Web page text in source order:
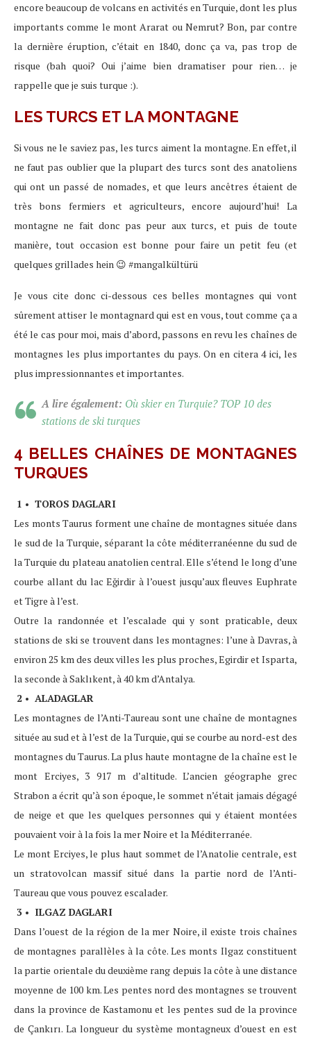
encore beaucoup de volcans en activités en Turquie, dont les plus
importants comme le mont Ararat ou Nemrut? Bon, par contre
la dernière éruption, c’était en 1840, donc ça va, pas trop de
risque (bah quoi? Oui j’aime bien dramatiser pour rien… je
rappelle que je suis turque :).
LES TURCS ET LA MONTAGNE
Si vous ne le saviez pas, les turcs aiment la montagne. En effet, il
ne faut pas oublier que la plupart des turcs sont des anatoliens
qui ont un passé de nomades, et que leurs ancêtres étaient de
très bons fermiers et agriculteurs, encore aujourd’hui! La
montagne ne fait donc pas peur aux turcs, et puis de toute
manière, tout occasion est bonne pour faire un petit feu (et
quelques grillades hein 😉 #mangalkültürü
Je vous cite donc ci-dessous ces belles montagnes qui vont
sûrement attiser le montagnard qui est en vous, tout comme ça a
été le cas pour moi, mais d’abord, passons en revu les chaînes de
montagnes les plus importantes du pays. On en citera 4 ici, les
plus impressionnantes et importantes.
A lire également: Où skier en Turquie? TOP 10 des
stations de ski turques
4 BELLES CHAÎNES DE MONTAGNES
TURQUES
1 • TOROS DAGLARI
Les monts Taurus forment une chaîne de montagnes située dans
le sud de la Turquie, séparant la côte méditerranéenne du sud de
la Turquie du plateau anatolien central. Elle s’étend le long d’une
courbe allant du lac Eğirdir à l’ouest jusqu’aux fleuves Euphrate
et Tigre à l’est.
Outre la randonnée et l’escalade qui y sont praticable, deux
stations de ski se trouvent dans les montagnes: l’une à Davras, à
environ 25 km des deux villes les plus proches, Egirdir et Isparta,
la seconde à Saklıkent, à 40 km d’Antalya.
2 • ALADAGLAR
Les montagnes de l’Anti-Taureau sont une chaîne de montagnes
située au sud et à l’est de la Turquie, qui se courbe au nord-est des
montagnes du Taurus. La plus haute montagne de la chaîne est le
mont Erciyes, 3 917 m d’altitude. L’ancien géographe grec
Strabon a écrit qu’à son époque, le sommet n’était jamais dégagé
de neige et que les quelques personnes qui y étaient montées
pouvaient voir à la fois la mer Noire et la Méditerranée.
Le mont Erciyes, le plus haut sommet de l’Anatolie centrale, est
un stratovolcan massif situé dans la partie nord de l’Anti-
Taureau que vous pouvez escalader.
3 • ILGAZ DAGLARI
Dans l’ouest de la région de la mer Noire, il existe trois chaînes
de montagnes parallèles à la côte. Les monts Ilgaz constituent
la partie orientale du deuxième rang depuis la côte à une distance
moyenne de 100 km. Les pentes nord des montagnes se trouvent
dans la province de Kastamonu et les pentes sud de la province
de Çankırı. La longueur du système montagneux d’ouest en est